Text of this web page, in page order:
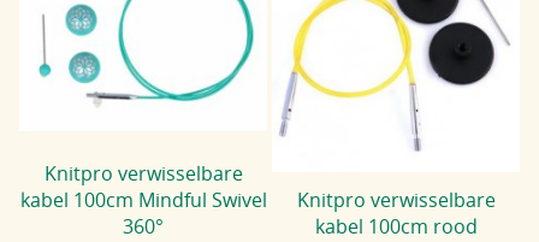
Knitpro verwisselbare
kabel 100cm Mindful Swivel
360°
Knitpro verwisselbare
kabel 100cm rood